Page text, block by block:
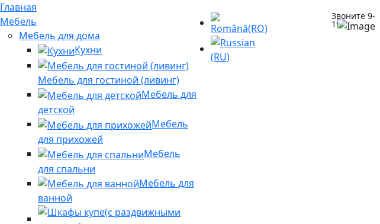
Главная
Мебель
Мебель для дома
Кухни
Мебель для гостиной (ливинг)
Мебель для
детской
Мебель
для прихожей
Мебель
для спальни
Мебель для
ванной
Выберите язык Звоните 9-
19